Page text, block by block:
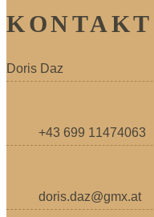
KONTAKT
Doris Daz
+43 699 11474063
doris.daz@gmx.at